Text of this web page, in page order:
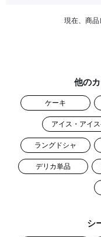
現在、商品
他の
ケーキ
アイス・アイ
ラングドシャ
デリカ単品
シ